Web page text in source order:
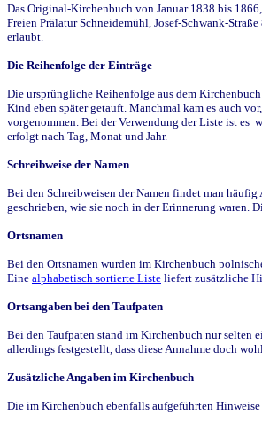
Das Original-Kirchenbuch von Januar 1838 bis
Freien Prälatur Schneidemühl, Josef-Schwank-
erlaubt.
Die Reihenfolge der Einträge
Die ursprüngliche Reihenfolge aus dem
Kind eben später getauft. Manchmal kam es auch
vorgenommen. Bei der Verwendung der Liste ist es
erfolgt nach Tag, Monat und Jahr.
Schreibweise der Namen
Bei den Schreibweisen der Namen findet man
geschrieben, wie sie noch in der Erinnerung waren.
Ortsnamen
Bei den Ortsnamen wurden im Kirchenbuch
Eine alphabetisch sortierte Liste liefert zusätzliche
Ortsangaben bei den Taufpaten
Bei den Taufpaten stand im Kirchenbuch nur selten
allerdings festgestellt, dass diese Annahme doch
Zusätzliche Angaben im Kirchenbuch
Die im Kirchenbuch ebenfalls aufgeführten